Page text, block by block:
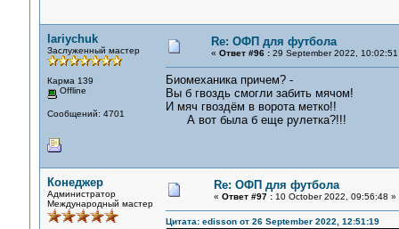
lariychuk
Заслуженный мастер
Карма 139
Offline
Сообщений: 4701
Re: ОФП для футбола
« Ответ #96 :29 September 2022, 10:02:51
Биомеханика причем? -
Вы б гвоздь смогли забить мячом!
И мяч гвоздём в ворота метко!!
А вот была б еще рулетка?!!!
Конеджер
Администратор
Международный мастер
Re: ОФП для футбола
« Ответ #97 :10 October 2022, 09:56:48 »
Цитата: edisson от 26 September 2022, 12:51:19